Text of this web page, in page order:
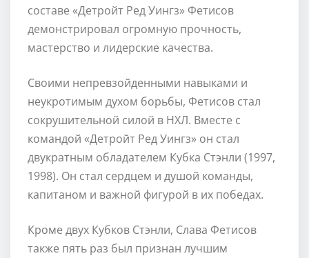
составе «Детройт Ред Уингз» Фетисов
демонстрировал огромную прочность,
мастерство и лидерские качества.
Своими непревзойденными навыками и
неукротимым духом борьбы, Фетисов стал
сокрушительной силой в НХЛ. Вместе с
командой «Детройт Ред Уингз» он стал
двукратным обладателем Кубка Стэнли (1997,
1998). Он стал сердцем и душой команды,
капитаном и важной фигурой в их победах.
Кроме двух Кубков Стэнли, Слава Фетисов
также пять раз был признан лучшим